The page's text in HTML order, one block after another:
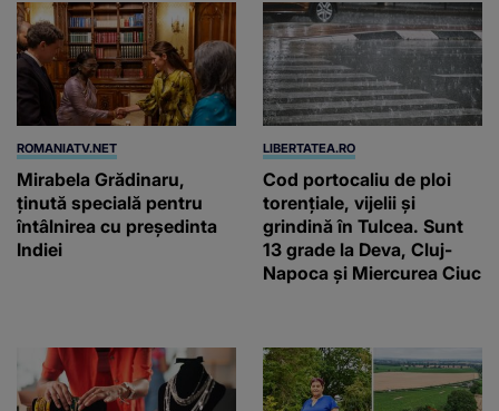
ROMANIATV.NET
Mirabela Grădinaru,
ţinută specială pentru
întâlnirea cu preşedinta
Indiei
LIBERTATEA.RO
Cod portocaliu de ploi
torențiale, vijelii și
grindină în Tulcea. Sunt
13 grade la Deva, Cluj-
Napoca și Miercurea Ciuc